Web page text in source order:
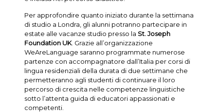
Per approfondire quanto iniziato durante la settimana
di studio a Londra, gli alunni potranno partecipare in
estate alle vacanze studio presso la St. Joseph
Foundation UK. Grazie all’organizzazione
WeAreLanguage saranno programmate numerose
partenze con accompagnatore dall’Italia per corsi di
lingua residenziali della durata di due settimane che
permetteranno agli studenti di continuare il loro
percorso di crescita nelle competenze linguistiche
sotto l’attenta guida di educatori appassionati e
competenti.